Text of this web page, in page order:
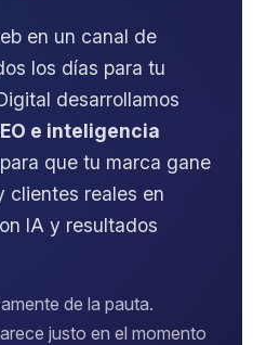
en un canal de
los días para tu
desarrollamos
e inteligencia
para que tu marca gane
clientes reales en
IA y resultados
de la pauta.
justo en el momento